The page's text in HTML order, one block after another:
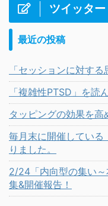
ツイッター
最近の投稿
「セッションに対す
「複雑性PTSD」を読
タッピングの効果を高
毎月末に開催している
りました。
2/24「内向型の集い
集&開催報告！